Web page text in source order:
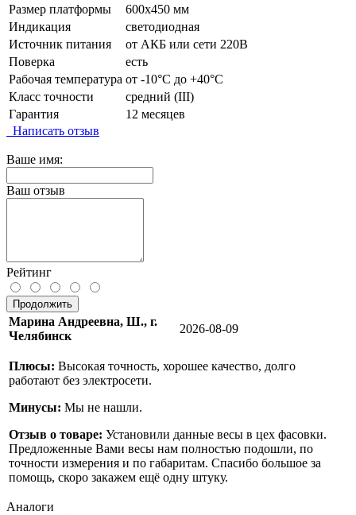
Размер платформы
600х450 мм
Индикация
светодиодная
Источник питания
от АКБ или сети 220В
Поверка
есть
Рабочая температура от -10°C до +40°C
Класс точности
средний (III)
Гарантия
12 месяцев
Написать отзыв
Ваше имя:
Ваш отзыв
Рейтинг
Продолжить
Марина Андреевна, Ш., г.
Челябинск
2026-08-09
Плюсы: Высокая точность, хорошее качество, долго
работают без электросети.
Минусы: Мы не нашли.
Отзыв о товаре: Установили данные весы в цех фасовки.
Предложенные Вами весы нам полностью подошли, по
точности измерения и по габаритам. Спасибо большое за
помощь, скоро закажем ещё одну штуку.
Аналоги